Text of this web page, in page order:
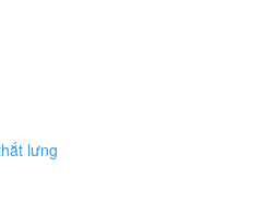
lưng